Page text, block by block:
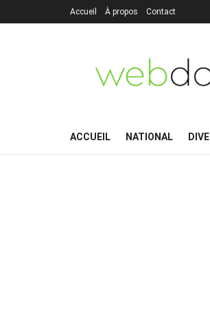
Accueil À propos Contact
ACCUEIL NATIONAL